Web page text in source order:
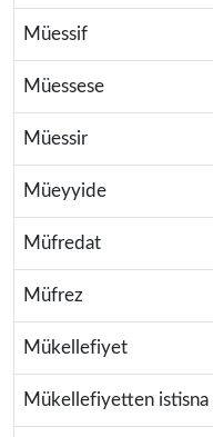
Müessif
Müessese
Müessir
Müeyyide
Müfredat
Müfrez
Mükellefiyet
Mükellefiyetten istisna